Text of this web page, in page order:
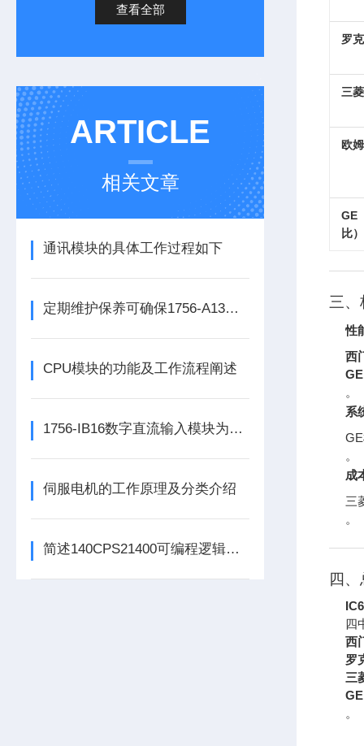
查看全部
ARTICLE
相关文章
通讯模块的具体工作过程如下
定期维护保养可确保1756-A13数字量输出模块的正常运行
CPU模块的功能及工作流程阐述
1756-IB16数字直流输入模块为整个自动化系统提供精准的数据支撑
伺服电机的工作原理及分类介绍
简述140CPS21400可编程逻辑控制器主要组成部分的功能特点
罗
三菱
欧
比）
三、
性
西
。
系
。
成
三
。
四
四
西
罗
三
GE
。